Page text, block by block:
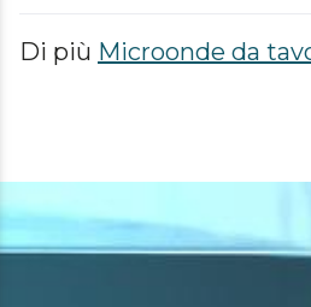
Di più Microonde da